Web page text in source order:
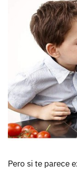
Pero si te parece